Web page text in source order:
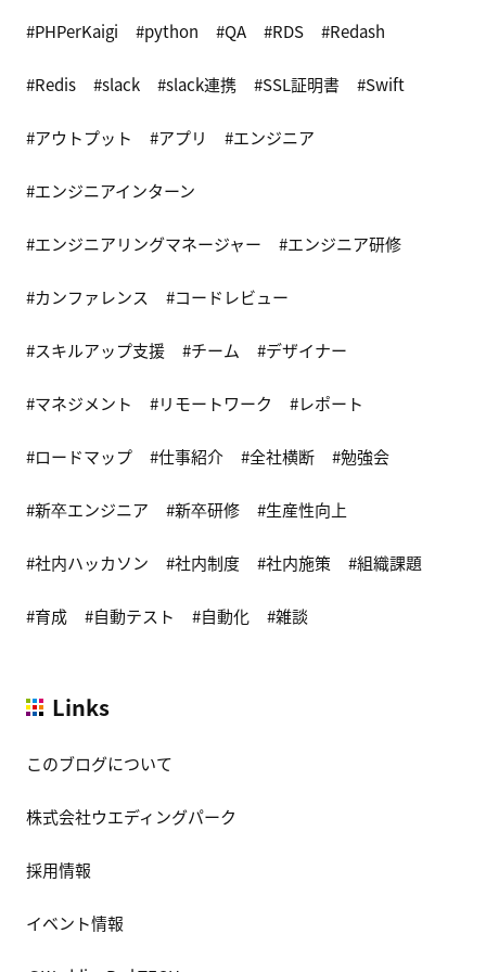
PHPerKaigi python QA RDS Redash
Redis slack slack連携 SSL証明書 Swift
アウトプット アプリ エンジニア
エンジニアインターン
エンジニアリングマネージャー エンジニア研修
カンファレンス コードレビュー
スキルアップ支援 チーム デザイナー
マネジメント リモートワーク レポート
ロードマップ 仕事紹介 全社横断 勉強会
新卒エンジニア 新卒研修 生産性向上
社内ハッカソン 社内制度 社内施策 組織課題
育成 自動テスト 自動化 雑談
Links
このブログについて
株式会社ウエディングパーク
採用情報
イベント情報